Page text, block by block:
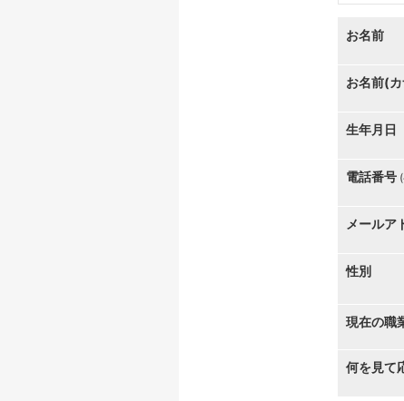
お名前
お名前(
生年月日
電話番号
メールア
性別
現在の職
何を見て